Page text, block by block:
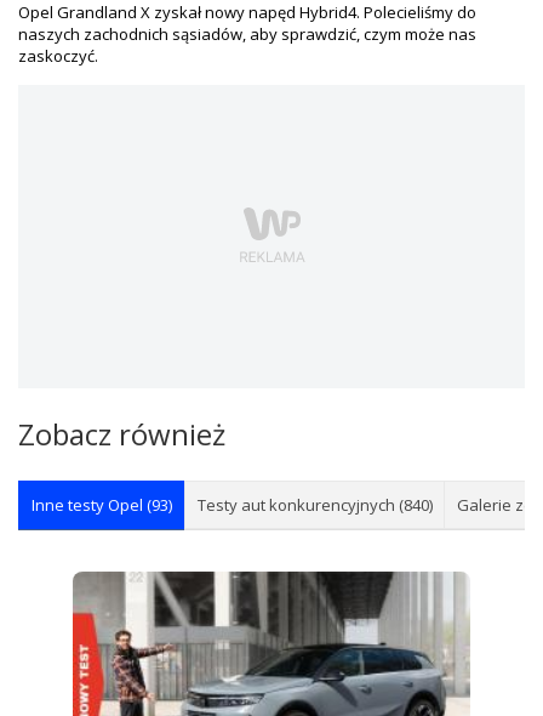
Opel Grandland X zyskał nowy napęd Hybrid4. Polecieliśmy do
naszych zachodnich sąsiadów, aby sprawdzić, czym może nas
zaskoczyć.
Zobacz również
Inne testy Opel (93) Testy aut konkurencyjnych (840) Galerie